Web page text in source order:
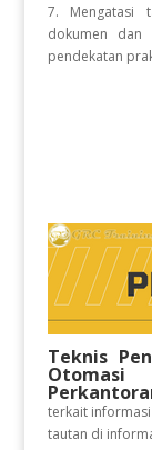
7. Mengatasi
dokumen dan
pendekatan
Teknis
terkait
tautan di